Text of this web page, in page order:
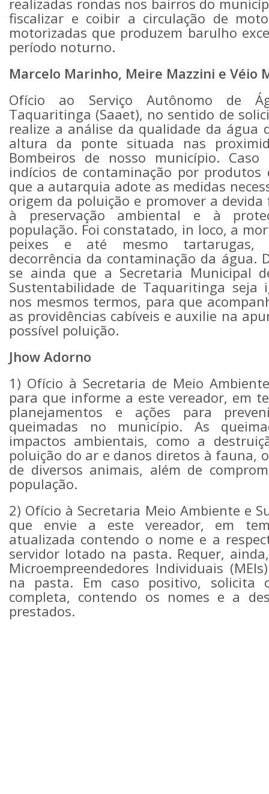
realizadas rondas nos bairros do
fiscalizar e coibir a circulação de
motorizadas que produzem barulho
período noturno.
Marcelo Marinho, Meire Mazzini e Véio
Ofício ao Serviço Autônomo de
Taquaritinga (Saaet), no sentido de
realize a análise da qualidade da água
altura da ponte situada nas
Bombeiros de nosso município. Caso
indícios de contaminação por produtos
que a autarquia adote as medidas
origem da poluição e promover a devida
à preservação ambiental e à
população. Foi constatado, in loco, a
peixes e até mesmo tartarugas,
decorrência da contaminação da água.
se ainda que a Secretaria Municipal
Sustentabilidade de Taquaritinga seja
nos mesmos termos, para que
as providências cabíveis e auxilie na
possível poluição.
Jhow Adorno
1) Ofício à Secretaria de Meio
para que informe a este vereador, em
planejamentos e ações para
queimadas no município. As
impactos ambientais, como a
poluição do ar e danos diretos à fauna,
de diversos animais, além de
população.
2) Ofício à Secretaria Meio Ambiente e
que envie a este vereador, em
atualizada contendo o nome e a
servidor lotado na pasta. Requer,
Microempreendedores Individuais
na pasta. Em caso positivo, solicita
completa, contendo os nomes e a
prestados.